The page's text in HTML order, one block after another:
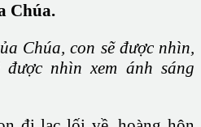
Chúa.
Chúa, con sẽ được nhìn,
nhìn xem ánh sáng